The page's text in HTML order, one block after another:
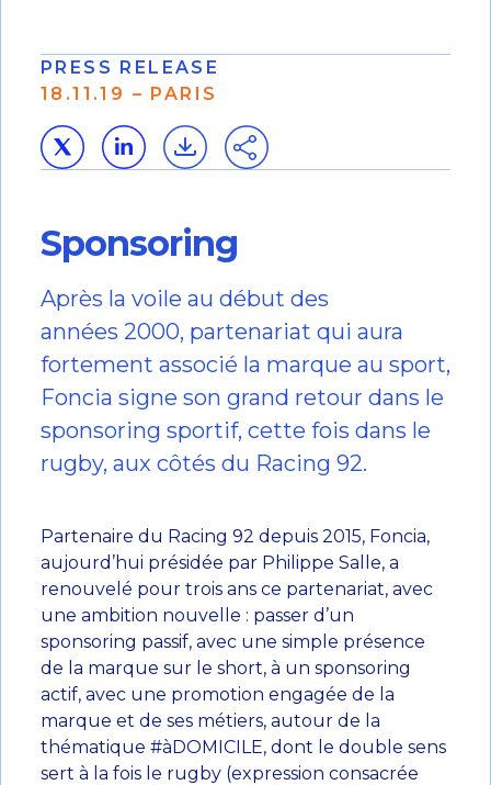
PRESS RELEASE
18.11.19 – PARIS
Sponsoring
Après la voile au début des
années 2000, partenariat qui aura
fortement associé la marque au sport,
Foncia signe son grand retour dans le
sponsoring sportif, cette fois dans le
rugby, aux côtés du Racing 92.
Partenaire du Racing 92 depuis 2015, Foncia,
aujourd’hui présidée par Philippe Salle, a
renouvelé pour trois ans ce partenariat, avec
une ambition nouvelle : passer d’un
sponsoring passif, avec une simple présence
de la marque sur le short, à un sponsoring
actif, avec une promotion engagée de la
marque et de ses métiers, autour de la
thématique #àDOMICILE, dont le double sens
sert à la fois le rugby (expression consacrée